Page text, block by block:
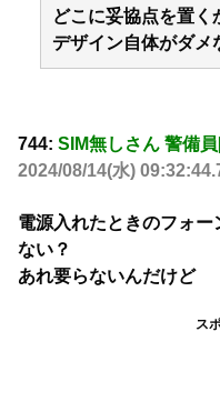
どこに妥協点を置く
デザイン自体がダメ
744: SIM無しさん 警備
2024/08/14(水)
電源入れたときのフォ
ない？
あれ要らないんだけど
ス